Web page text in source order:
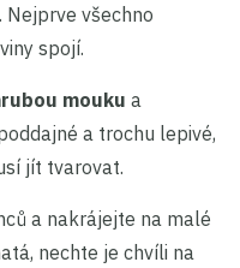
. Nejprve všechno
spojí.
mouku a
a trochu lepivé,
jít tvarovat.
a nakrájejte na malé
nechte je chvíli na